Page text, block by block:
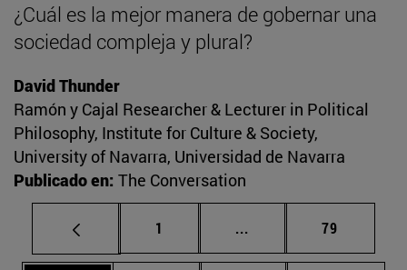
¿Cuál es la mejor manera de gobernar una
sociedad compleja y plural?
David Thunder
Ramón y Cajal Researcher & Lecturer in Political
Philosophy, Institute for Culture & Society,
University of Navarra, Universidad de Navarra
Publicado en: The Conversation
Página
1 ... Páginas intermedias
Página
79